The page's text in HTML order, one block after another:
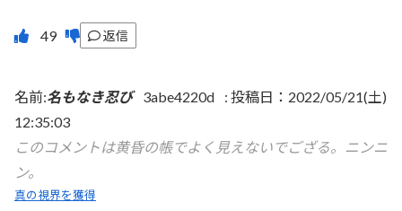
返信
名前:名もなき忍び 3abe4220d : 投稿日：2022/05/21(土)
12:35:03
このコメントは黄昏の帳でよく見えないでござる。ニンニ
ン。
真の視界を獲得